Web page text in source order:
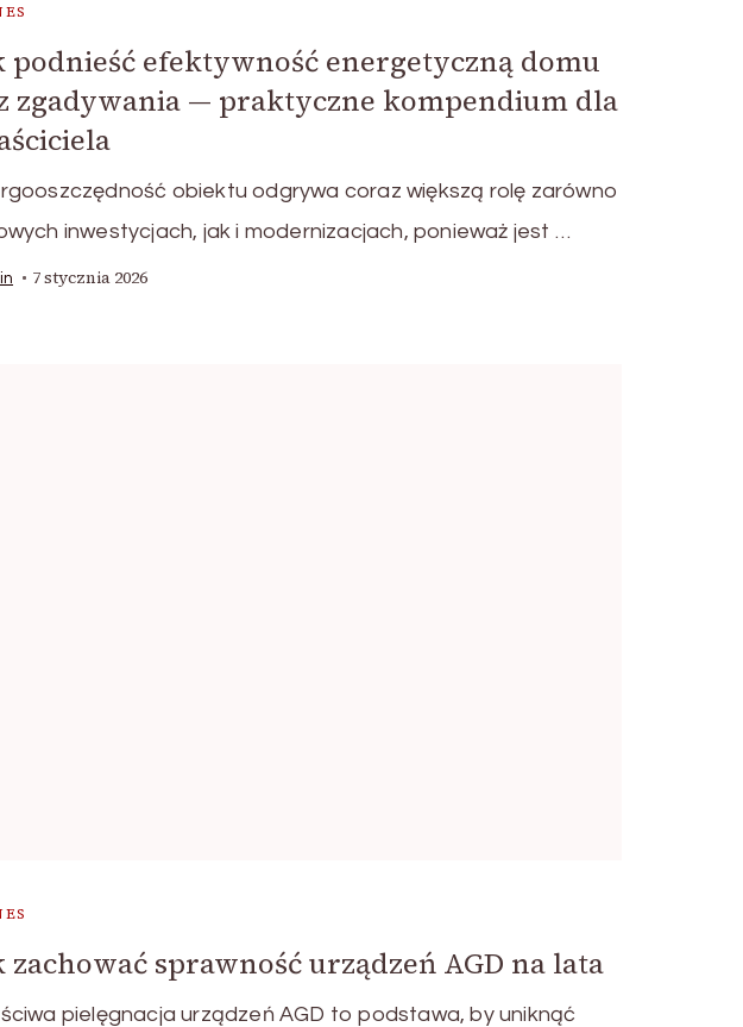
podnieść efektywność energetyczną domu
zgadywania — praktyczne kompendium dla
obiektu odgrywa coraz większą rolę zarówno
inwestycjach, jak i modernizacjach, ponieważ jest …
7 stycznia 2026
zachować sprawność urządzeń AGD na lata
pielęgnacja urządzeń AGD to podstawa, by uniknąć